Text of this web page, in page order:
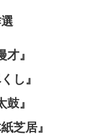
』
し』
鼓』
芝居』